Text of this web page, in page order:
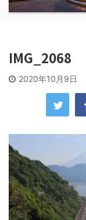
IMG_2068
2020年10月9日